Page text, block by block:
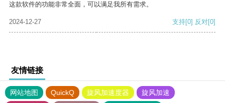
这款软件的功能非常全面，可以满足我所有需求。
2024-12-27 支持[0] 反对[0]
友情链接
网站地图 QuickQ 旋风加速度器
旋风加速